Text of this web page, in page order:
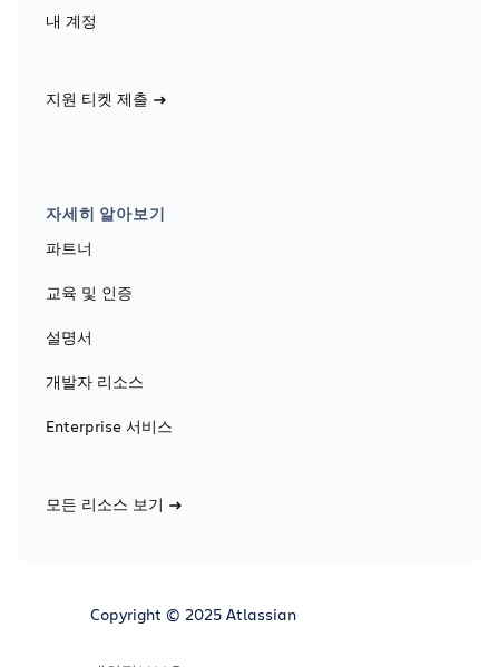
내 계정
지원 티켓 제출
자세히 알아보기
파트너
교육 및 인증
설명서
개발자 리소스
Enterprise 서비스
모든 리소스 보기
Copyright © 2025 Atlassian